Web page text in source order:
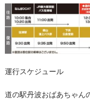
運行スケジュール
道の駅丹波おばあちゃん